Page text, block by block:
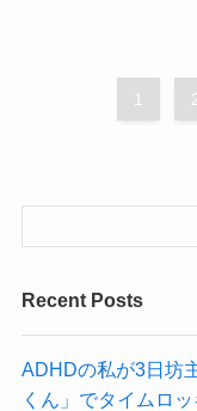
1
Recent Posts
ADHDの私が3日坊
くん」でタイムロ